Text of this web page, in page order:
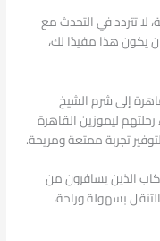
تتردد في التحدث مع
يكون هذا مفيدًا لك،
إلى شرم الشيخ
ليموزين القاهرة
تجربة ممتعة ومريحة.
الذين يسافرون من
بسهولة وراحة،